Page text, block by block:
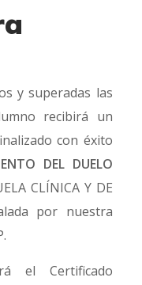
y superadas las
recibirá un
con éxito
DEL DUELO
CLÍNICA Y DE
por nuestra
el Certificado